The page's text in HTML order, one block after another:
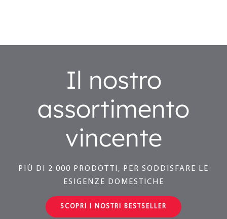
Il nostro
assortimento
vincente
PIÙ DI 2.000 PRODOTTI, PER SODDISFARE LE
ESIGENZE DOMESTICHE
SCOPRI I NOSTRI BESTSELLER